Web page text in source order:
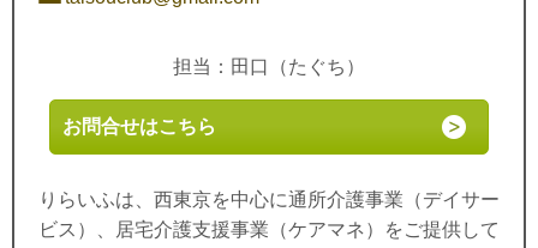
担当：田口（たぐち）
お問合せはこちら
りらいふは、西東京を中心に通所介護事業（デイサー
ビス）、居宅介護支援事業（ケアマネ）をご提供して